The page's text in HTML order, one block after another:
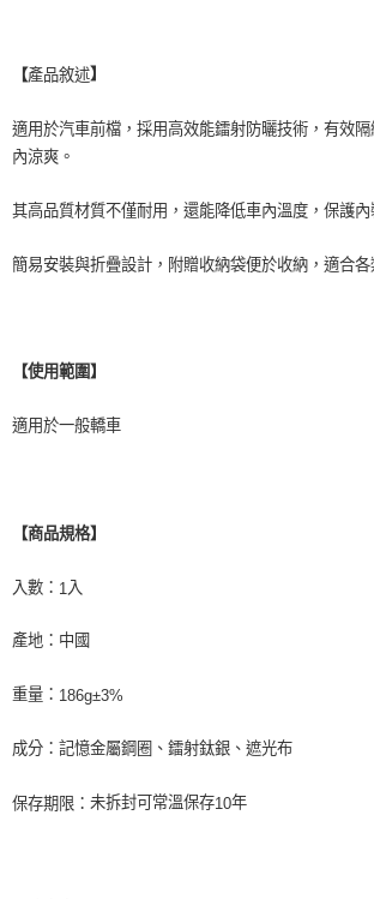
【產品敘述】
適用於汽車前檔，採用高效能鐳射防曬技術，有效
內涼爽。
其高品質材質不僅耐用，還能降低車內溫度，保護內
簡易安裝與折疊設計，附贈收納袋便於收納，適合各
【使用範圍】
適用於一般轎車
【商品規格】
入數： 1 入
產地：中國
重量： 186g±3%
成分：記憶金屬鋼圈、鐳射鈦銀、遮光布
保存期限： 未拆封可常溫保存10年